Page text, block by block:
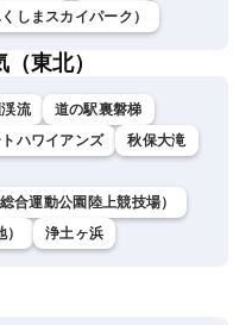
しまスカイパーク）
東北）
流
道の駅裏磐梯
ハワイアンズ
秋保大滝
合運動公園陸上競技場）
浄土ヶ浜